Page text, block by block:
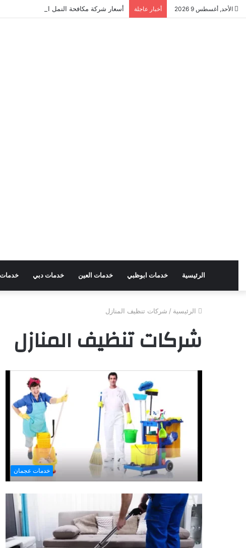
الأحد, أغسطس 9 2026 أخبار عاجلة أسعار شركة مكافحة النمل الابيض في العين 2026
الرئيسية خدمات ابوظبي خدمات العين خدمات دبي خدمات
الرئيسية / شركات تنظيف المنازل
شركات تنظيف المنازل
خدمات عجمان